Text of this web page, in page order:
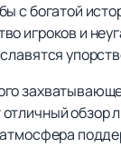
с богатой
игроков и
обзор